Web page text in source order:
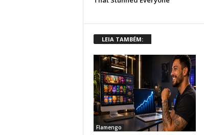
LEIA TAMBÉM:
Flamengo